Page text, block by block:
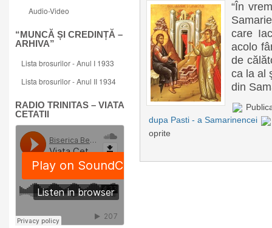
Audio-Video
“MUNCĂ ȘI CREDINȚĂ –
ARHIVA”
Lista brosurilor - Anul I 1933
Lista brosurilor - Anul II 1934
RADIO TRINITAS – VIATA
CETATII
“În
care
acolo
de
ca la al
din
dupa Pasti - a Samarinencei
oprite